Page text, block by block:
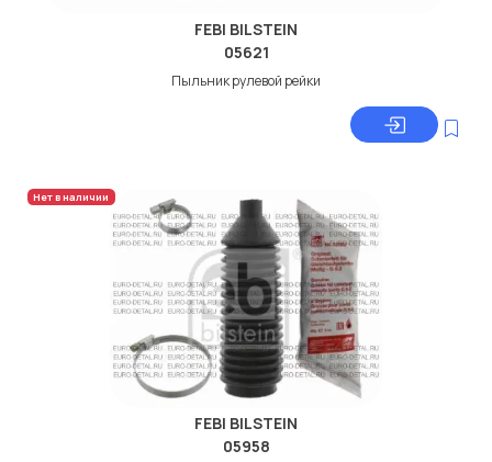
FEBI BILSTEIN
05621
Пыльник рулевой рейки
Нет в наличии
FEBI BILSTEIN
05958